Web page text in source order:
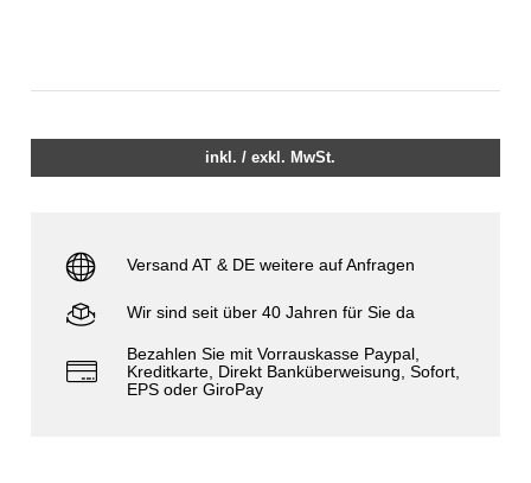
inkl. / exkl. MwSt.
Versand AT & DE weitere auf Anfragen
Wir sind seit über 40 Jahren für Sie da
Bezahlen Sie mit Vorrauskasse Paypal,
Kreditkarte, Direkt Banküberweisung, Sofort,
EPS oder GiroPay